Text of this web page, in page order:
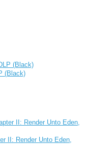
(Black)
II: Render Unto Eden,